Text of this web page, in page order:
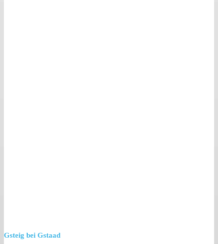
Gsteig bei Gstaad